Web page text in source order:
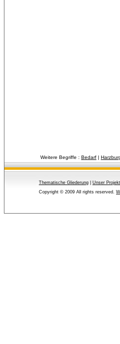
Weitere Begriffe : Bedarf |
Thematische Gliederung Unser Projekt
Copyright © 2009 All rights reserved.